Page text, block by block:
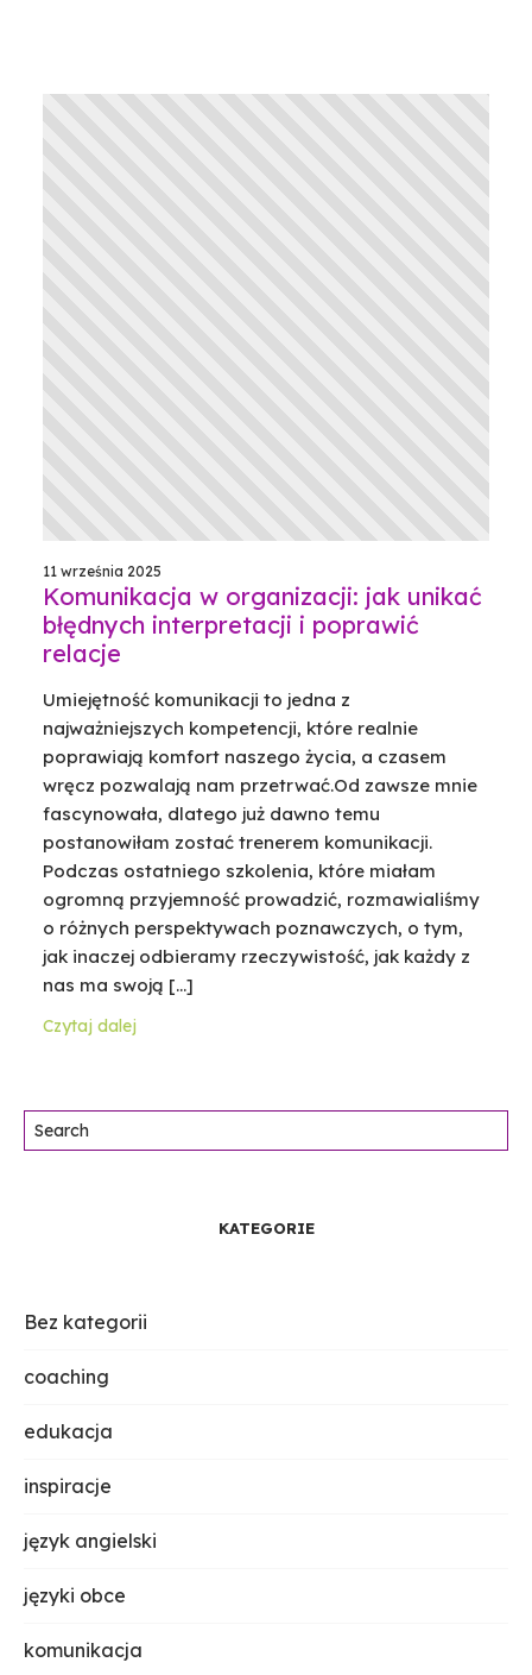
11 września 2025
Komunikacja w organizacji: jak unikać
błędnych interpretacji i poprawić
relacje
Umiejętność komunikacji to jedna z
najważniejszych kompetencji, które realnie
poprawiają komfort naszego życia, a czasem
wręcz pozwalają nam przetrwać.Od zawsze mnie
fascynowała, dlatego już dawno temu
postanowiłam zostać trenerem komunikacji.
Podczas ostatniego szkolenia, które miałam
ogromną przyjemność prowadzić, rozmawialiśmy
o różnych perspektywach poznawczych, o tym,
jak inaczej odbieramy rzeczywistość, jak każdy z
nas ma swoją […]
Czytaj dalej
Szukaj:
KATEGORIE
Bez kategorii
coaching
edukacja
inspiracje
język angielski
języki obce
komunikacja